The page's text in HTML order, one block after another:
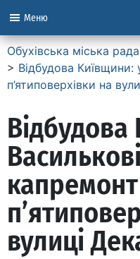
Меню
Обухівська міська рада
> Відбудова Київщини:
п’ятиповерхівки на
капремонт
вулиці